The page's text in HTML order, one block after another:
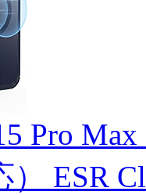
Pro
） ESR